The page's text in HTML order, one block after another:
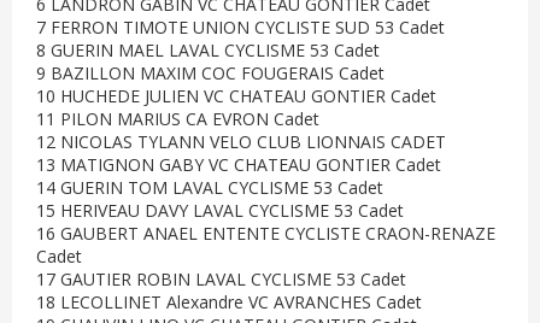
7 FERRON TIMOTE UNION CYCLISTE SUD 53 Cadet
8 GUERIN MAEL LAVAL CYCLISME 53 Cadet
9 BAZILLON MAXIM COC FOUGERAIS Cadet
10 HUCHEDE JULIEN VC CHATEAU GONTIER Cadet
11 PILON MARIUS CA EVRON Cadet
12 NICOLAS TYLANN VELO CLUB LIONNAIS CADET
13 MATIGNON GABY VC CHATEAU GONTIER Cadet
14 GUERIN TOM LAVAL CYCLISME 53 Cadet
15 HERIVEAU DAVY LAVAL CYCLISME 53 Cadet
16 GAUBERT ANAEL ENTENTE CYCLISTE CRAON-RENAZE
Cadet
17 GAUTIER ROBIN LAVAL CYCLISME 53 Cadet
18 LECOLLINET Alexandre VC AVRANCHES Cadet